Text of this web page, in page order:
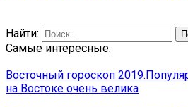
Найти:
Самые интересные:
Восточный гороскоп
на Востоке очень велика